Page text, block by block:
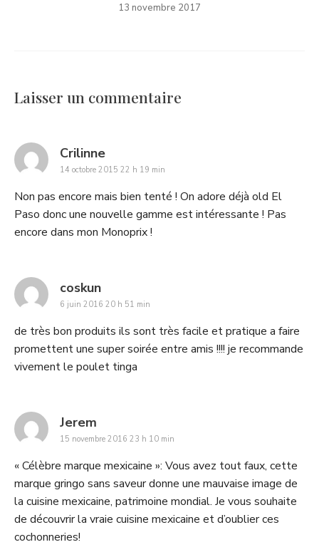
13 novembre 2017
Laisser un commentaire
Crilinnesays:
14 octobre 2015 22 h 19 min
Non pas encore mais bien tenté ! On adore déjà old El
Paso donc une nouvelle gamme est intéressante ! Pas
encore dans mon Monoprix !
coskunsays:
6 juin 2016 20 h 51 min
de très bon produits ils sont très facile et pratique a faire
promettent une super soirée entre amis !!!! je recommande
vivement le poulet tinga
Jerem
15 novembre 2016 23 h 10 min
« Célèbre marque mexicaine »: Vous avez tout faux, cette
marque gringo sans saveur donne une mauvaise image de
la cuisine mexicaine, patrimoine mondial. Je vous souhaite
de découvrir la vraie cuisine mexicaine et d’oublier ces
cochonneries!